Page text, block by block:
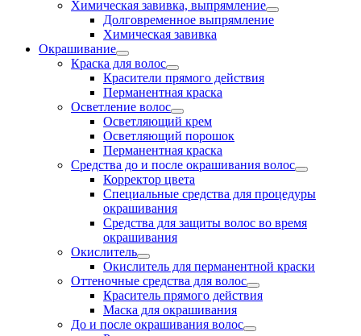
Химическая завивка, выпрямление
Долговременное выпрямление
Химическая завивка
Окрашивание
Краска для волос
Красители прямого действия
Перманентная краска
Осветление волос
Осветляющий крем
Осветляющий порошок
Перманентная краска
Средства до и после окрашивания волос
Корректор цвета
Специальные средства для процедуры
окрашивания
Средства для защиты волос во время
окрашивания
Окислитель
Окислитель для перманентной краски
Оттеночные средства для волос
Краситель прямого действия
Маска для окрашивания
До и после окрашивания волос